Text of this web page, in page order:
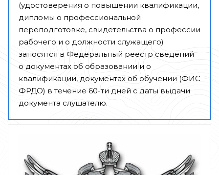
(удостоверения о повышении квалификации,
дипломы о профессиональной
переподготовке, свидетельства о профессии
рабочего и о должности служащего)
заносятся в Федеральный реестр сведений
о документах об образовании и о
квалификации, документах об обучении (ФИС
ФРДО) в течение 60-ти дней с даты выдачи
документа слушателю.